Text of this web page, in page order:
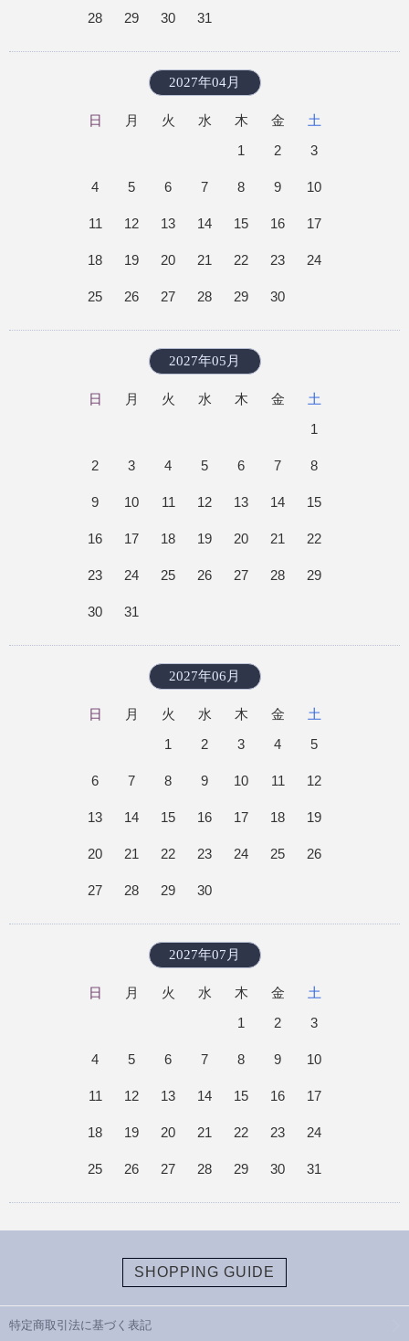
28 29 30 31
2027年04月
日 月 火 水 木 金
土
1
2 3
4 5 6 7 8 9 10
11 12 13 14 15 16 17
18 19 20 21 22 23 24
25 26 27 28 29 30
2027年05月
日 月 火 水 木 金
土
1
2 3 4 5 6 7 8
9 10 11 12 13 14 15
16 17 18 19 20 21 22
23 24 25 26 27 28 29
30 31
2027年06月
日 月 火 水 木 金
土
1
2 3 4 5
6 7 8 9 10 11 12
13 14 15 16 17 18 19
20 21 22 23 24 25 26
27 28 29 30
2027年07月
日 月 火 水 木 金
土
1
2 3
4 5 6 7 8 9 10
11 12 13 14 15 16 17
18 19 20 21 22 23 24
25 26 27 28 29 30 31
SHOPPING GUIDE
特定商取引法に基づく表記